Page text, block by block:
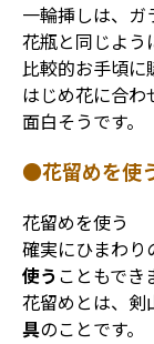
一輪挿しは、
花瓶と同じよう
比較的お手頃に
はじめ花に合わ
面白そうです。
●花留めを使
花留めを使う
確実にひまわり
使うこともでき
花留めとは、剣
具のことです。